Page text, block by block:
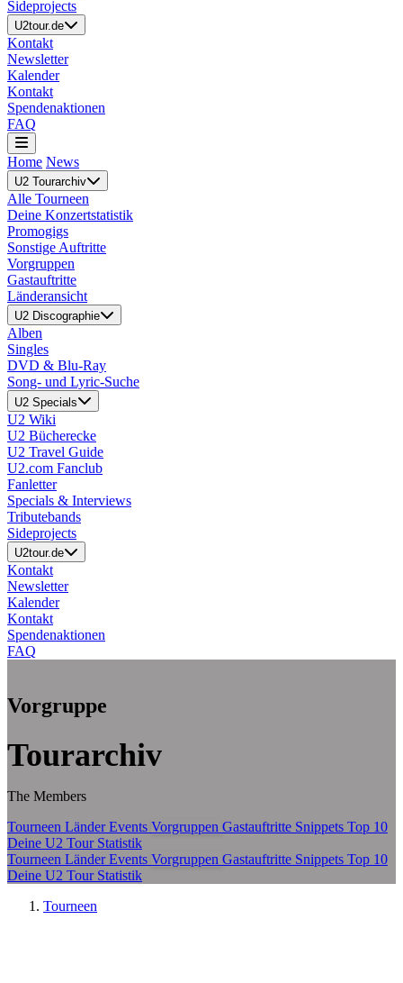
Sideprojects
U2tour.de
Kontakt
Newsletter
Kalender
Kontakt
Spendenaktionen
FAQ
Home News
U2 Tourarchiv
Alle Tourneen
Deine Konzertstatistik
Promogigs
Sonstige Auftritte
Vorgruppen
Gastauftritte
Länderansicht
U2 Discographie
Alben
Singles
DVD & Blu-Ray
Song- und Lyric-Suche
U2 Specials
U2 Wiki
U2 Bücherecke
U2 Travel Guide
U2.com Fanclub
Fanletter
Specials & Interviews
Tributebands
Sideprojects
U2tour.de
Kontakt
Newsletter
Kalender
Kontakt
Spendenaktionen
FAQ
Vorgruppe
Tourarchiv
The Members
Tourneen LänderEvents Vorgruppen Gastauftritte Snippets Top 10
Deine U2 Tour Statistik
Tourneen LänderEvents Vorgruppen Gastauftritte Snippets Top 10
Deine U2 Tour Statistik
Tourneen